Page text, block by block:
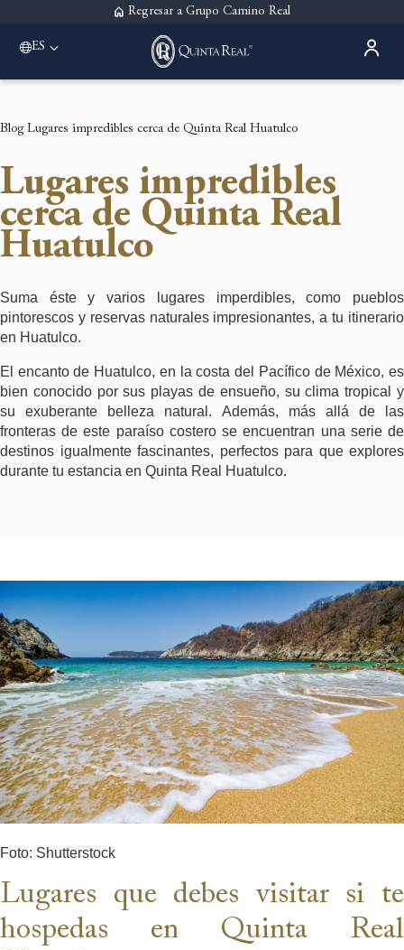
Regresar a Grupo Camino Real
ES Please select a destination
Aguascalientes
Guadalajara
Quinta Real Guadalajara
Monterrey
Quinta Real Monterrey
Oaxaca
Quinta Real Oaxaca
Puebla
Quinta Real Zacatecas
Blog Lugares impredibles cerca de Quinta Real Huatulco
Lugares impredibles
cerca de Quinta Real
Huatulco
Suma éste y varios lugares imperdibles, como pueblos
pintorescos y reservas naturales impresionantes, a tu itinerario
en Huatulco.
El encanto de Huatulco, en la costa del Pacífico de México, es
bien conocido por sus playas de ensueño, su clima tropical y
su exuberante belleza natural. Además, más allá de las
fronteras de este paraíso costero se encuentran una serie de
destinos igualmente fascinantes, perfectos para que explores
durante tu estancia en Quinta Real Huatulco.
Foto: Shutterstock
Lugares que debes visitar si te
hospedas en Quinta Real